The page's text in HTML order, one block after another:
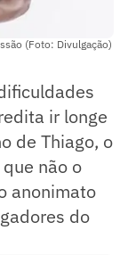
(Foto: Divulgação)
ir longe
de Thiago, o
não o
anonimato
do